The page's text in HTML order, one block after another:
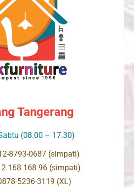
Tangerang
(08.00 – 17.30)
8793-0687 (simpati)
168 168 96 (simpati)
5236-3119 (XL)